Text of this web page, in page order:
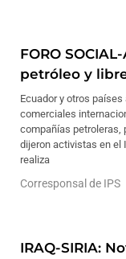
FORO
petróleo y
Ecuador y otros
comerciales
compañías petroleras,
dijeron activistas en el
realiza
Corresponsal de IPS
IRAQ-SIRIA: